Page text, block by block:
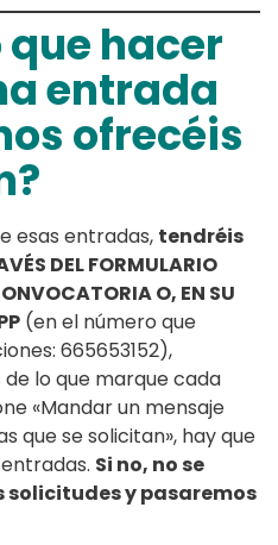
que hacer
entrada
ofrecéis
esas entradas, tendréis
DEL FORMULARIO
O, EN SU
(en el número que
665653152),
lo que marque cada
«Mandar un mensaje
que se solicitan», hay que
Si no, no se
solicitudes y pasaremos